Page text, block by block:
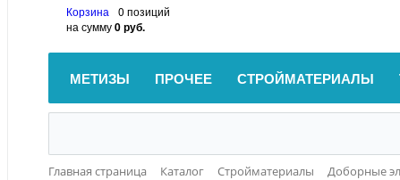
Корзина
0 позиций
на сумму0 руб.
МЕТИЗЫ ПРОЧЕЕ СТРОЙМАТЕРИАЛЫ
Главная страница Каталог Стройматериалы Доборные